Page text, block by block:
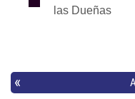
las Dueñas